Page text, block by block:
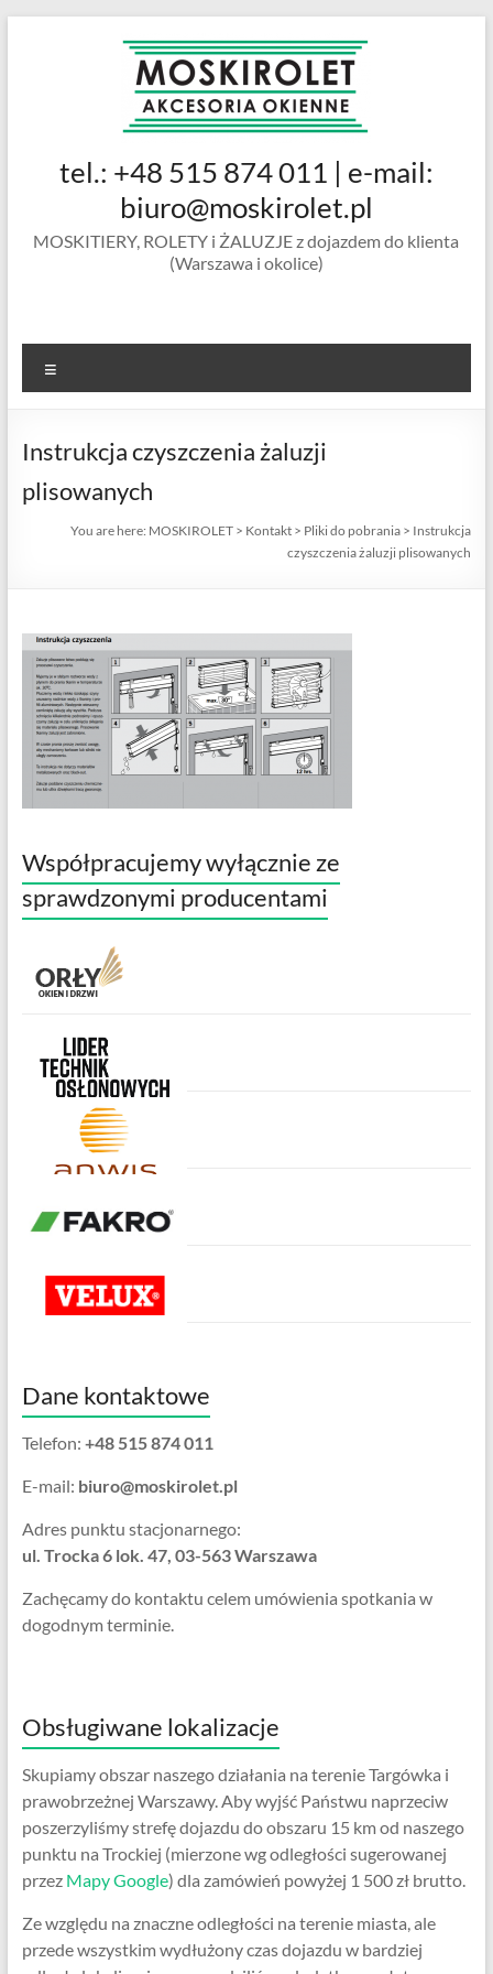
MOSKIROLET
siatki na
okienne |
ramkowe i
drzwiowe
tel.: +48 515 874 011 | e-mail:
biuro@moskirolet.pl
MOSKITIERY, ROLETY i ŻALUZJE z dojazdem do klienta
(Warszawa i okolice)
Instrukcja czyszczenia żaluzji
plisowanych
You are here: MOSKIROLET > Kontakt > Pliki do pobrania > Instrukcja
czyszczenia żaluzji plisowanych
Współpracujemy wyłącznie ze
sprawdzonymi producentami
Dane kontaktowe
Telefon: +48 515 874 011
E-mail: biuro@moskirolet.pl
Adres punktu stacjonarnego:
ul. Trocka 6 lok. 47, 03-563 Warszawa
Zachęcamy do kontaktu celem umówienia spotkania w
dogodnym terminie.
Obsługiwane lokalizacje
Skupiamy obszar naszego działania na terenie Targówka i
prawobrzeżnej Warszawy. Aby wyjść Państwu naprzeciw
poszerzyliśmy strefę dojazdu do obszaru 15 km od naszego
punktu na Trockiej (mierzone wg odległości sugerowanej
przez Mapy Google) dla zamówień powyżej 1 500 zł brutto.
Ze względu na znaczne odległości na terenie miasta, ale
przede wszystkim wydłużony czas dojazdu w bardziej